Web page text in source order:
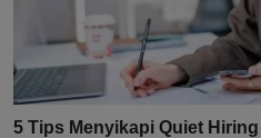
5 Tips Menyikapi Quiet